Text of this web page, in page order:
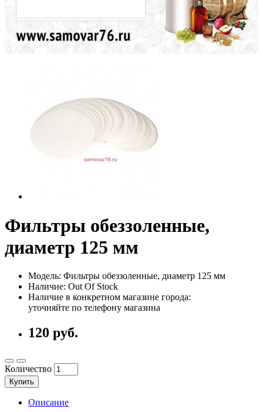
Фильтры обеззоленные,
диаметр 125 мм
Модель: Фильтры обеззоленные, диаметр 125 мм
Наличие: Out Of Stock
Наличие в конкретном магазине города:
уточняйте по телефону магазина
120 руб.
Количество
Купить
Описание